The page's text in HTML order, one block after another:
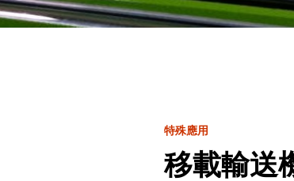
特殊應用
移載輸送